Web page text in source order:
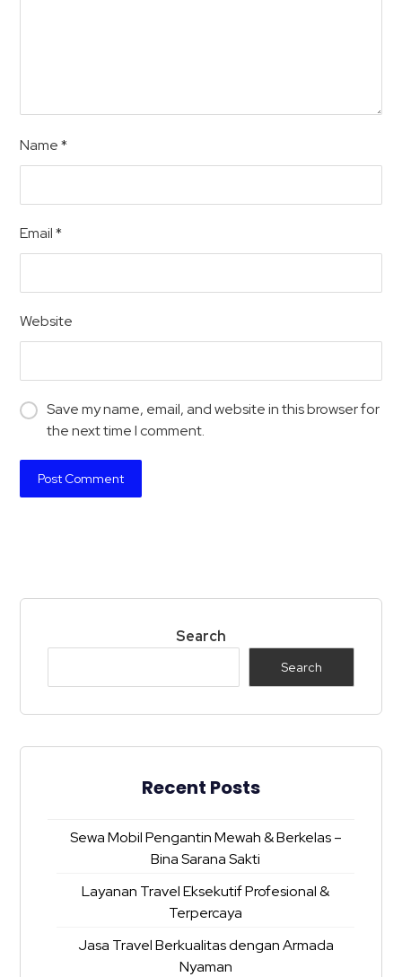
Name*
Email*
Website
Save my name, email, and website in this browser for
the next time I comment.
Search
Search
Recent Posts
Sewa Mobil Pengantin Mewah & Berkelas –
Bina Sarana Sakti
Layanan Travel Eksekutif Profesional &
Terpercaya
Jasa Travel Berkualitas dengan Armada
Nyaman